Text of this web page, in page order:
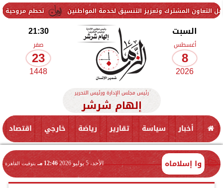
تحطم مروحية أثناء مكافحة وتعزيز التنسيق لخدمة المواطنين
السبت
أغسطس
8
2026
21:30
صفر
23
1448
رئيس مجلس الإدارة ورئيس التحرير
إلهام شرشر
أخبار سياسة تقارير رياضة خارجي اقتصاد
وا إسلاماه الأحد، 5 يوليو 2026 12:46 مـ بتوقيت القاهرة